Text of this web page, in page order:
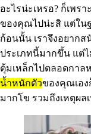
อะไรน่ะเหรอ? ก็เพร
ของคุณไปน่ะสิ แต่ในฐ
ก้อนนั้น เราจึงอยาก
ประเภทนี้มากขึ้น แต่
ตุ้มเหล็กไปตลอดกาล
น้ำหนักตัวของคุณเอง
มากโข รวมถึงเหตุผล